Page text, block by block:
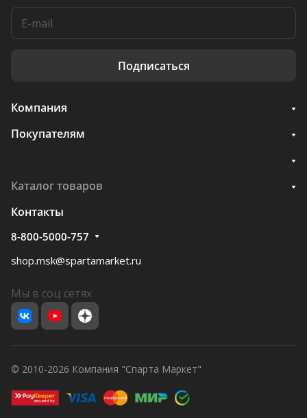
Подписаться
Компания
Покупателям
Каталог товаров
Контакты
8-800-5000-757
shop.msk@spartamarket.ru
Мы в соц сетях
© 2010-2026 Компания "Спарта Маркет"